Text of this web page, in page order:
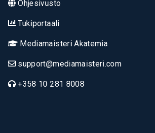
Ohjesivusto
Tukiportaali
Mediamaisteri Akatemia
support@mediamaisteri.com
+358 10 281 8008